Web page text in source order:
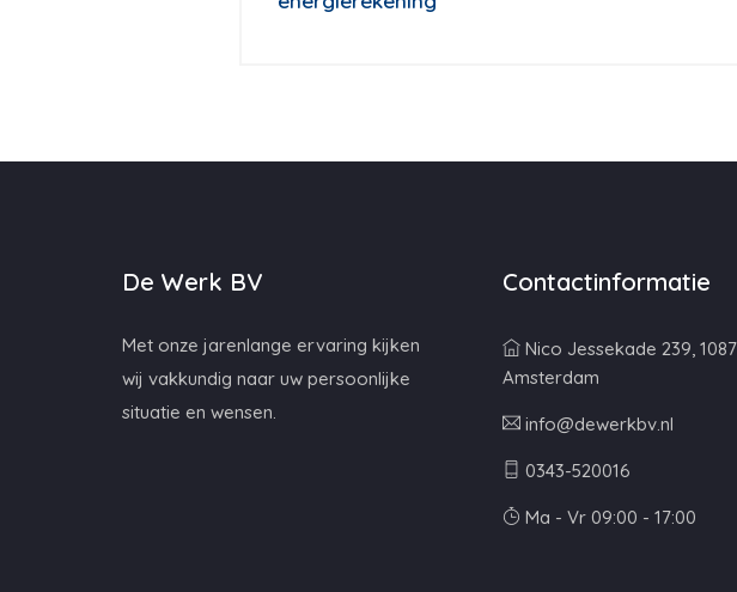
De Werk BV
Met onze jarenlange ervaring kijken
wij vakkundig naar uw persoonlijke
situatie en wensen.
Contactinformatie
Nico Jessekade 239, 1087
Amsterdam
info@dewerkbv.nl
0343-520016
Ma - Vr 09:00 - 17:00